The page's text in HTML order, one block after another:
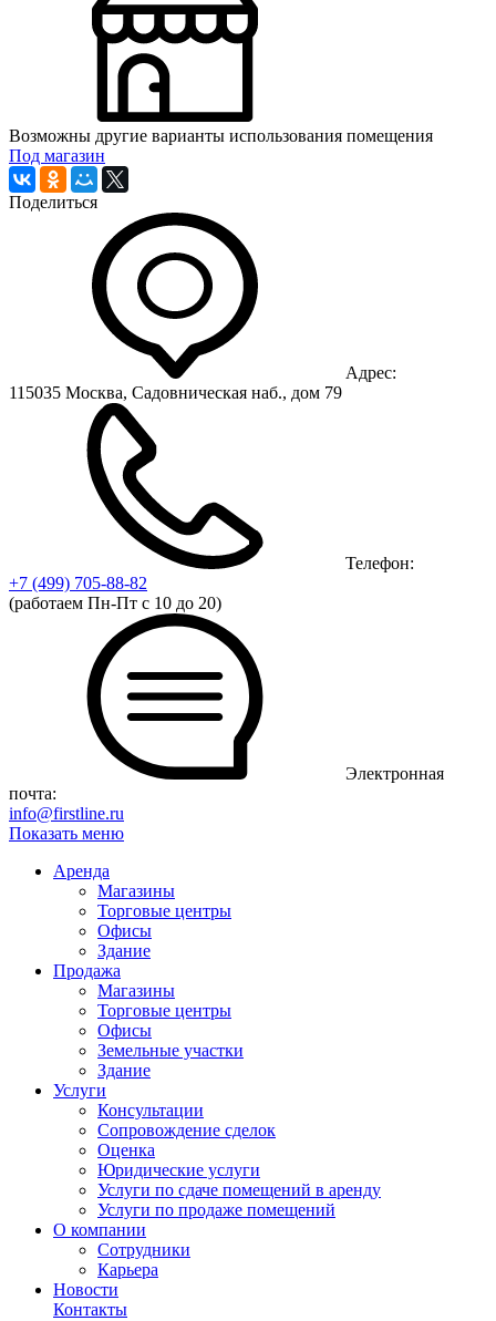
Возможны другие варианты использования помещения
Под магазин
Поделиться
Адрес:
115035 Москва, Садовническая наб., дом 79
Телефон:
+7 (499) 705-88-82
(работаем Пн-Пт с 10 до 20)
Электронная
почта:
info@firstline.ru
Показать меню
Аренда
Магазины
Торговые центры
Офисы
Здание
Продажа
Магазины
Торговые центры
Офисы
Земельные участки
Здание
Услуги
Консультации
Сопровождение сделок
Оценка
Юридические услуги
Услуги по сдаче помещений в аренду
Услуги по продаже помещений
О компании
Сотрудники
Карьера
Новости
Контакты